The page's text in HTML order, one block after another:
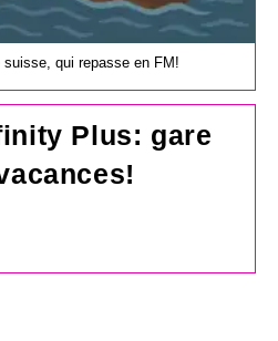
suisse, qui repasse en FM!
Plus: gare